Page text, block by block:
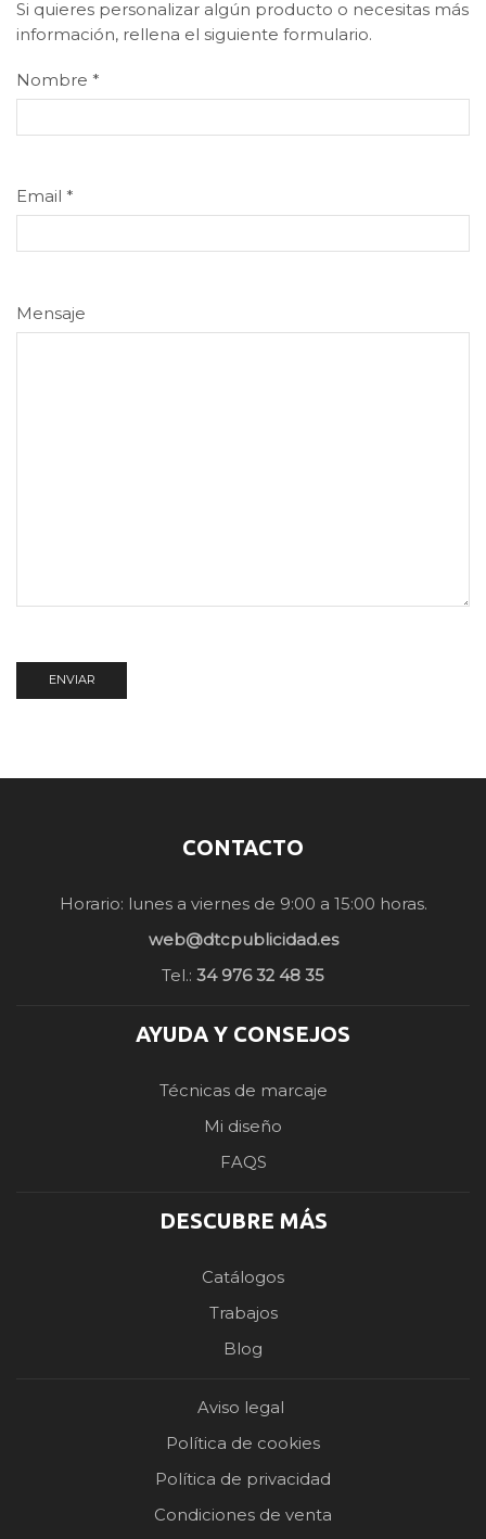
Si quieres personalizar algún producto o necesitas más
información, rellena el siguiente formulario.
Nombre *
Email *
Mensaje
CONTACTO
Horario: lunes a viernes de 9:00 a 15:00 horas.
web@dtcpublicidad.es
Tel.: 34 976 32 48 35
AYUDA Y CONSEJOS
Técnicas de marcaje
Mi diseño
FAQS
DESCUBRE MÁS
Catálogos
Trabajos
Blog
Aviso legal
Política de cookies
Política de privacidad
Condiciones de venta